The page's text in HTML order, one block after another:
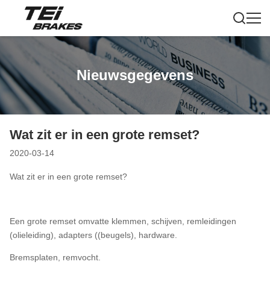
Nieuwsgegevens
Wat zit er in een grote remset?
2020-03-14
Wat zit er in een grote remset?
Een grote remset omvatte klemmen, schijven, remleidingen
(olieleiding), adapters ((beugels), hardware.
Bremsplaten, remvocht.